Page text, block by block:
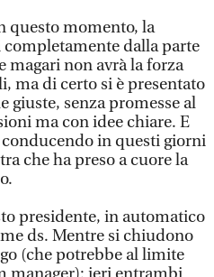
questo momento, la
completamente dalla parte
magari non avrà la forza
ma di certo si è presentato
giuste, senza promesse al
ma con idee chiare. E
conducendo in questi giorni
che ha preso a cuore la
presidente, in automatico
ds. Mentre si chiudono
(che potrebbe al limite